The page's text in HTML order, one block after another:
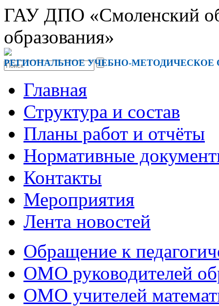
ГАУ ДПО «Смоленский
образования»
РЕГИОНАЛЬНОЕ УЧЕБНО-МЕТОДИЧЕСКОЕ
Главная
Структура и состав
Планы работ и отчёты
Нормативные
Контакты
Мероприятия
Лента новостей
Обращение к
ОМО руководителей
ОМО учителей